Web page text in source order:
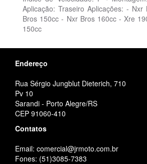
Aplicação: Traseiro Aplicações: -
Bros 150cc - Nxr Bros 160cc - Xre
150cc
Endereço
Rua Sérgio Jungblut Dieterich, 710
Pv 10
Sarandi - Porto Alegre/RS
CEP 91060-410
Contatos
Email: comercial@jrmoto.com.br
Fones: (51)3085-7383